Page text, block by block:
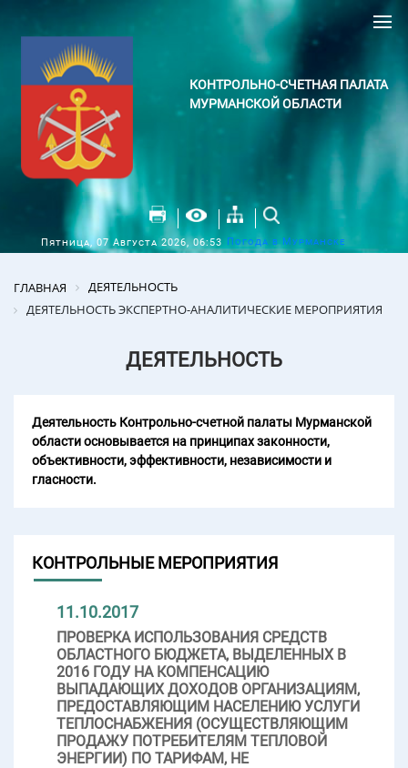
КОНТРОЛЬНО-СЧЕТНАЯ ПАЛАТА
МУРМАНСКОЙ ОБЛАСТИ
Пятница, 07 Августа 2026, 06:53 Погода в Мурманске
ГЛАВНАЯ
ДЕЯТЕЛЬНОСТЬ
ДЕЯТЕЛЬНОСТЬ ЭКСПЕРТНО-АНАЛИТИЧЕСКИЕ МЕРОПРИЯТИЯ
ДЕЯТЕЛЬНОСТЬ
Деятельность Контрольно-счетной палаты Мурманской
области основывается на принципах законности,
объективности, эффективности, независимости и
гласности.
КОНТРОЛЬНЫЕ МЕРОПРИЯТИЯ
11.10.2017
ПРОВЕРКА ИСПОЛЬЗОВАНИЯ СРЕДСТВ
ОБЛАСТНОГО БЮДЖЕТА, ВЫДЕЛЕННЫХ В
2016 ГОДУ НА КОМПЕНСАЦИЮ
ВЫПАДАЮЩИХ ДОХОДОВ ОРГАНИЗАЦИЯМ,
ПРЕДОСТАВЛЯЮЩИМ НАСЕЛЕНИЮ УСЛУГИ
ТЕПЛОСНАБЖЕНИЯ (ОСУЩЕСТВЛЯЮЩИМ
ПРОДАЖУ ПОТРЕБИТЕЛЯМ ТЕПЛОВОЙ
ЭНЕРГИИ) ПО ТАРИФАМ, НЕ